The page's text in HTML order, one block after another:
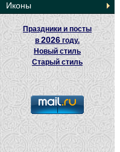
Иконы
Праздники и посты
в 2026 году.
Новый стиль
Старый стиль